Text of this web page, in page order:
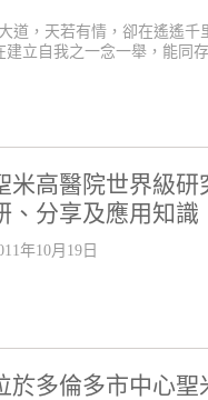
道，天若有情，卻在遙遙千
立自我之一念一舉，能同
米高醫院世界級
、分享及應用知識
年10月19日
於多倫多市中心